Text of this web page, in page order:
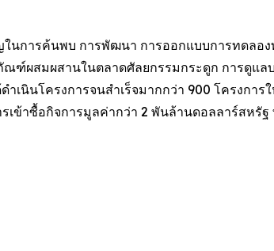
นการค้นพบ การพัฒนา การออกแบบการทดลอ
ผสมผสานในตลาดศัลยกรรมกระดูก การดูแล
นโครงการจนสำเร็จมากกว่า 900 โครงการ
ข้าซื้อกิจการมูลค่ากว่า 2 พันล้านดอลลาร์สหรัฐ